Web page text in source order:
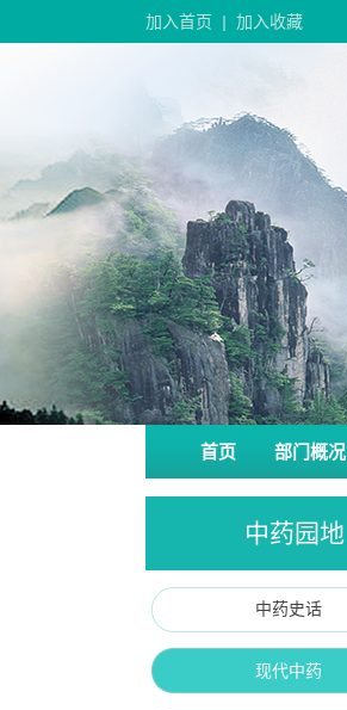
加入首页 | 加入收藏
首页 部门概况
中药园地
中药史话
现代中药